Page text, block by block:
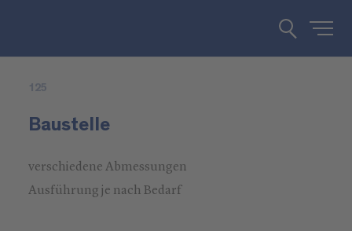
125
Baustelle
verschiedene Abmessungen
Ausführung je nach Bedarf